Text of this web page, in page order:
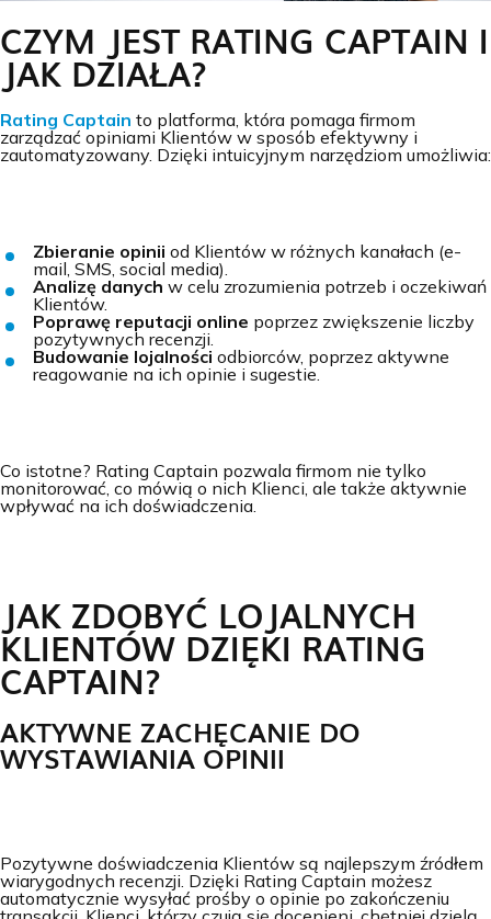
CZYM JEST RATING CAPTAIN I
JAK DZIAŁA?
Rating Captain to platforma, która pomaga firmom
zarządzać opiniami Klientów w sposób efektywny i
zautomatyzowany. Dzięki intuicyjnym narzędziom umożliwia:
Zbieranie opinii od Klientów w różnych kanałach (e-
mail, SMS, social media).
Analizę danych w celu zrozumienia potrzeb i oczekiwań
Klientów.
Poprawę reputacji online poprzez zwiększenie liczby
pozytywnych recenzji.
Budowanie lojalności odbiorców, poprzez aktywne
reagowanie na ich opinie i sugestie.
Co istotne? Rating Captain pozwala firmom nie tylko
monitorować, co mówią o nich Klienci, ale także aktywnie
wpływać na ich doświadczenia.
JAK ZDOBYĆ LOJALNYCH
KLIENTÓW DZIĘKI RATING
CAPTAIN?
AKTYWNE ZACHĘCANIE DO
WYSTAWIANIA OPINII
Pozytywne doświadczenia Klientów są najlepszym źródłem
wiarygodnych recenzji. Dzięki Rating Captain możesz
automatycznie wysyłać prośby o opinie po zakończeniu